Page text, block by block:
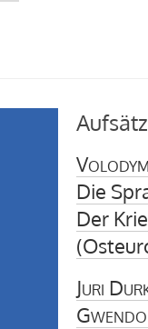
Die
Der
Juri